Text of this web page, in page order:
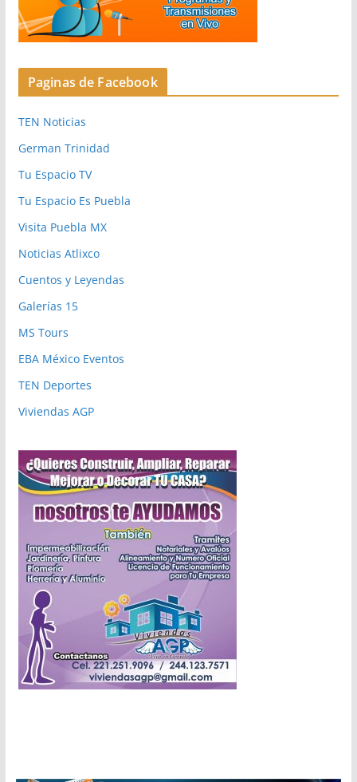
Paginas de Facebook
TEN Noticias
German Trinidad
Tu Espacio TV
Tu Espacio Es Puebla
Visita Puebla MX
Noticias Atlixco
Cuentos y Leyendas
Galerías 15
MS Tours
EBA México Eventos
TEN Deportes
Viviendas AGP